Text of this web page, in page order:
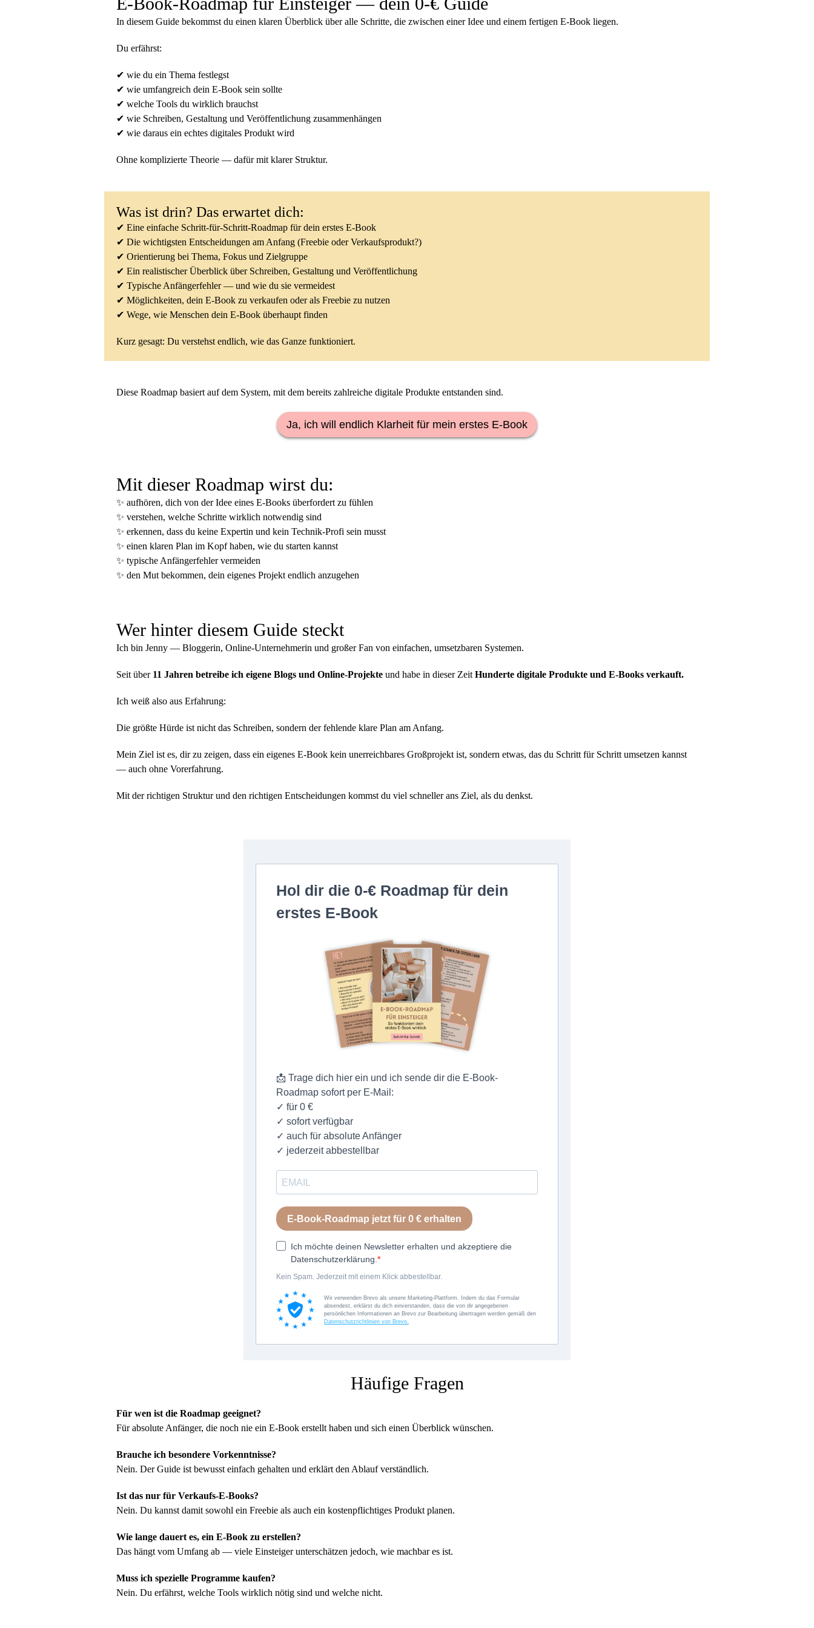
In diesem Guide bekommst du einen klaren Überblick über alle Schritte, die zwischen einer Idee und einem fertigen E-Book liegen.
Du erfährst:
✔ wie du ein Thema festlegst
✔ wie umfangreich dein E-Book sein sollte
✔ welche Tools du wirklich brauchst
✔ wie Schreiben, Gestaltung und Veröffentlichung zusammenhängen
✔ wie daraus ein echtes digitales Produkt wird
Ohne komplizierte Theorie — dafür mit klarer Struktur.
Was ist drin? Das erwartet dich:
✔ Eine einfache Schritt-für-Schritt-Roadmap für dein erstes E-Book
✔ Die wichtigsten Entscheidungen am Anfang (Freebie oder Verkaufsprodukt?)
✔ Orientierung bei Thema, Fokus und Zielgruppe
✔ Ein realistischer Überblick über Schreiben, Gestaltung und Veröffentlichung
✔ Typische Anfängerfehler — und wie du sie vermeidest
✔ Möglichkeiten, dein E-Book zu verkaufen oder als Freebie zu nutzen
✔ Wege, wie Menschen dein E-Book überhaupt finden
Kurz gesagt: Du verstehst endlich, wie das Ganze funktioniert.
Diese Roadmap basiert auf dem System, mit dem bereits zahlreiche digitale Produkte entstanden sind.
Ja, ich will endlich Klarheit für mein erstes E-Book
Mit dieser Roadmap wirst du:
✨ aufhören, dich von der Idee eines E-Books überfordert zu fühlen
✨ verstehen, welche Schritte wirklich notwendig sind
✨ erkennen, dass du keine Expertin und kein Technik-Profi sein musst
✨ einen klaren Plan im Kopf haben, wie du starten kannst
✨ typische Anfängerfehler vermeiden
✨ den Mut bekommen, dein eigenes Projekt endlich anzugehen
Wer hinter diesem Guide steckt
Ich bin Jenny — Bloggerin, Online-Unternehmerin und großer Fan von einfachen, umsetzbaren Systemen.
Seit über 11 Jahren betreibe ich eigene Blogs und Online-Projekte und habe in dieser Zeit Hunderte digitale Produkte und E-Books verkauft.
Ich weiß also aus Erfahrung:
Die größte Hürde ist nicht das Schreiben, sondern der fehlende klare Plan am Anfang.
Mein Ziel ist es, dir zu zeigen, dass ein eigenes E-Book kein unerreichbares Großprojekt ist, sondern etwas, das du Schritt für Schritt umsetzen kannst
— auch ohne Vorerfahrung.
Mit der richtigen Struktur und den richtigen Entscheidungen kommst du viel schneller ans Ziel, als du denkst.
Häufige Fragen
Für wen ist die Roadmap geeignet?
Für absolute Anfänger, die noch nie ein E-Book erstellt haben und sich einen Überblick wünschen.
Brauche ich besondere Vorkenntnisse?
Nein. Der Guide ist bewusst einfach gehalten und erklärt den Ablauf verständlich.
Ist das nur für Verkaufs-E-Books?
Nein. Du kannst damit sowohl ein Freebie als auch ein kostenpflichtiges Produkt planen.
Wie lange dauert es, ein E-Book zu erstellen?
Das hängt vom Umfang ab — viele Einsteiger unterschätzen jedoch, wie machbar es ist.
Muss ich spezielle Programme kaufen?
Nein. Du erfährst, welche Tools wirklich nötig sind und welche nicht.